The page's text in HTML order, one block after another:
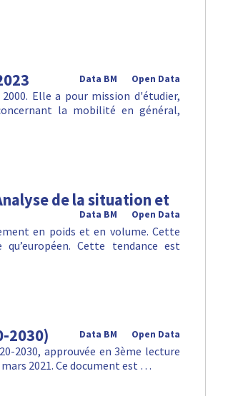
Open Data
Data BM
Elle a pour mission d'étudier,
la mobilité en général,
de la situation et
Open Data
Data BM
en poids et en volume. Cette
Cette tendance est
2030) Open Data
Data BM
2030, approuvée en 3ème lecture
2021. Ce document est …